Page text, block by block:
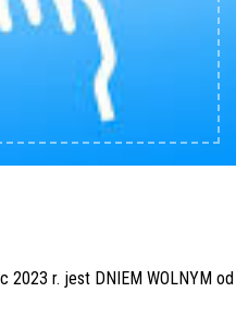
r. jest DNIEM WOLNYM od